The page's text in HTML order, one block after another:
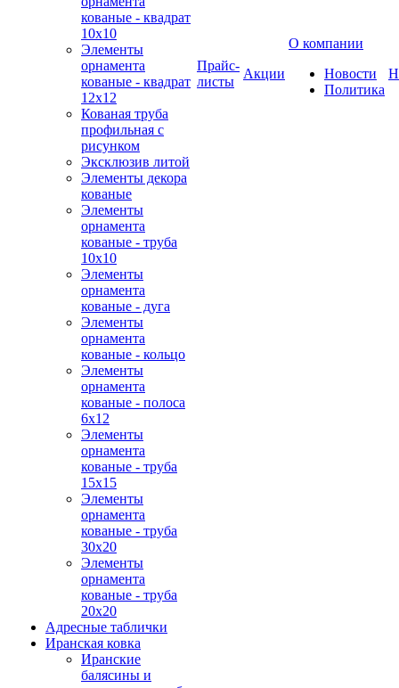
кованые - квадрат
10х10
Элементы
орнамента
кованые - квадрат
12х12
Кованая труба
профильная с
рисунком
Эксклюзив литой
Элементы декора
кованые
Элементы
орнамента
кованые - труба
10х10
Элементы
орнамента
кованые - дуга
Элементы
орнамента
кованые - кольцо
Элементы
орнамента
кованые - полоса
6х12
Элементы
орнамента
кованые - труба
15х15
Элементы
орнамента
кованые - труба
30х20
Элементы
орнамента
кованые - труба
20х20
Адресные таблички
Иранская ковка
Иранские
балясины и
Прайс-
листы
Акции
О компании
Новости
Политика